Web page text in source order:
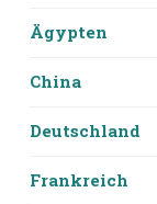
Ägypten
China
Deutschland
Frankreich